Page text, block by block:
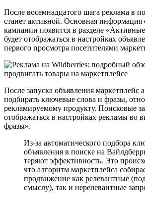
После восемнадцатого шага реклама в
станет активной. Основная информация
кампании появится в разделе
будет отображаться в настройках
первого просмотра посетителями
После запуска объявления маркетплейс
подбирать ключевые слова и фразы,
рекламируемому продукту. Поисковые
отображаться в настройках рекламы во
фразы».
Из-за автоматического подбора
объявления в поиске на
теряют эффективность. Это
что алгоритм маркетплейса
продвижение как релевантные
смыслу), так и нерелевантные